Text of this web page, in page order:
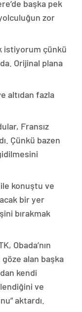
başka pek
zor
istiyorum çünkü
Orijinal plana
altıdan fazla
Fransız
Çünkü bazen
konuştu ve
bir yer
bırakmak
Obada’nın
alan başka
kendi
ve
aktardı.